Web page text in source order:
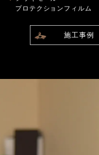
プロテクションフィルム
施工事例